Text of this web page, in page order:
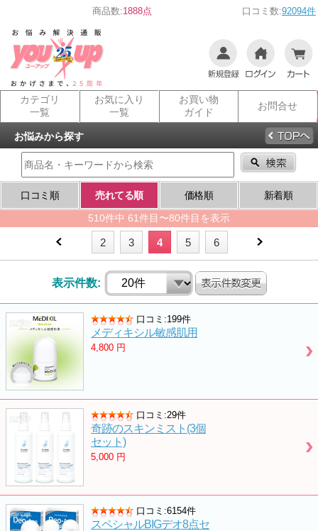
商品数:1888点 口コミ数:92094件
カテゴリ
一覧
お気に入り
一覧
お買い物
ガイド
お問合せ
お悩みから探す
口コミ順 売れてる順 価格順
新着順
510件中 61件目〜80件目を表示
2 3 4 5 6
表示件数:
口コミ:199件
メディキシル敏感肌用
4,800 円
口コミ:29件
奇跡のスキンミスト(3個
セット)
5,000 円
口コミ:6154件
スペシャルBIGデオ8点セ